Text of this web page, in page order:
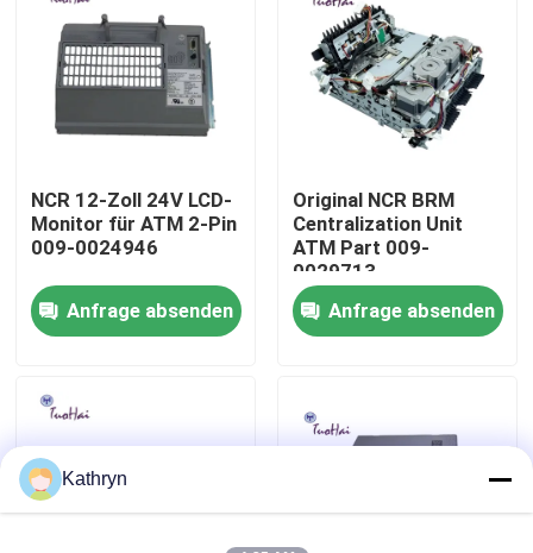
Über uns
Fabrik-Ausflug
Treten Sie mit uns in Verbindung
Fordern Sie ein Zitat
ATM-Maschinenteile
NCR-ATM-Teile
NCR 12-Zoll 24V LCD-
Monitor für ATM 2-Pin
009-0024946
Anfrage absenden
Original NCR BRM
Centralization Unit
ATM Part 009-
0029713
Anfrage absenden
Kathryn